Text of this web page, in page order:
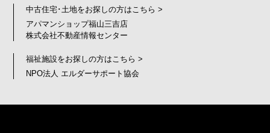
中古住宅･土地をお探しの方はこちら >
アパマンショップ福山三吉店
株式会社不動産情報センター
福祉施設をお探しの方はこちら >
NPO法人 エルダーサポート協会